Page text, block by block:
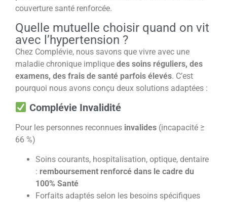
couverture santé renforcée.
Quelle mutuelle choisir quand on vit
avec l’hypertension ?
Chez Complévie, nous savons que vivre avec une
maladie chronique implique des soins réguliers, des
examens, des frais de santé parfois élevés. C’est
pourquoi nous avons conçu deux solutions adaptées :
Complévie Invalidité
Pour les personnes reconnues invalides (incapacité ≥
66 %)
Soins courants, hospitalisation, optique, dentaire
: remboursement renforcé dans le cadre du
100% Santé
Forfaits adaptés selon les besoins spécifiques